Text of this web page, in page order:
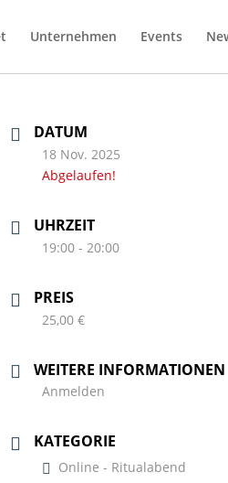
Unternehmen Events
DATUM
18 Nov. 2025
Abgelaufen!
UHRZEIT
19:00 - 20:00
PREIS
25,00 €
WEITERE INFORMATIONEN
Anmelden
KATEGORIE
Online - Ritualabend